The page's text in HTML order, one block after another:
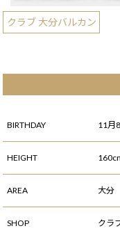
クラブ 大分バルカン
BIRTHDAY 11月
HEIGHT
AREA 大分
SHOP クラ